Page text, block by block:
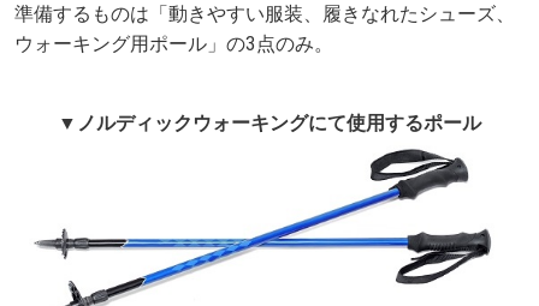
準備するものは「動きやすい服装、履きなれたシューズ、
ウォーキング用ポール」の3点のみ。
▼ノルディックウォーキングにて使用するポール